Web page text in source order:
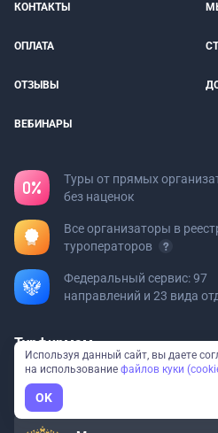
КОНТАКТЫ
ОПЛАТА
ОТЗЫВЫ
ВЕБИНАРЫ
Туры от прямых
без наценок
Все организаторы в
туроператоров
Федеральный сервис: 97
направлений и 23 вида
Турфирмам
Хотите добавить свой тур?
Пишите на
Используя данный сайт, вы даете
на использование файлов куки
OK